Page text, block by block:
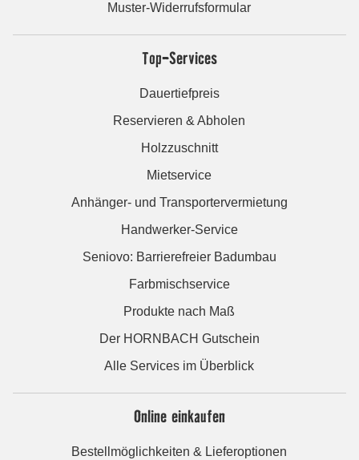
Muster-Widerrufsformular
Top-Services
Dauertiefpreis
Reservieren & Abholen
Holzzuschnitt
Mietservice
Anhänger- und Transportervermietung
Handwerker-Service
Seniovo: Barrierefreier Badumbau
Farbmischservice
Produkte nach Maß
Der HORNBACH Gutschein
Alle Services im Überblick
Online einkaufen
Bestellmöglichkeiten & Lieferoptionen